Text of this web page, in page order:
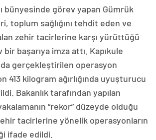
bünyesinde görev yapan Gümrük
toplum sağlığını tehdit eden ve
zehir tacirlerine karşı yürüttüğü
başarıya imza attı. Kapıkule
gerçekleştirilen operasyon
413 kilogram ağırlığında uyuşturucu
Bakanlık tarafından yapılan
“rekor” düzeyde olduğu
tacirlerine yönelik operasyonların
ifade edildi.